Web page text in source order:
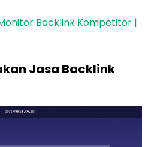
Backlink Kompetitor |
Jasa Backlink